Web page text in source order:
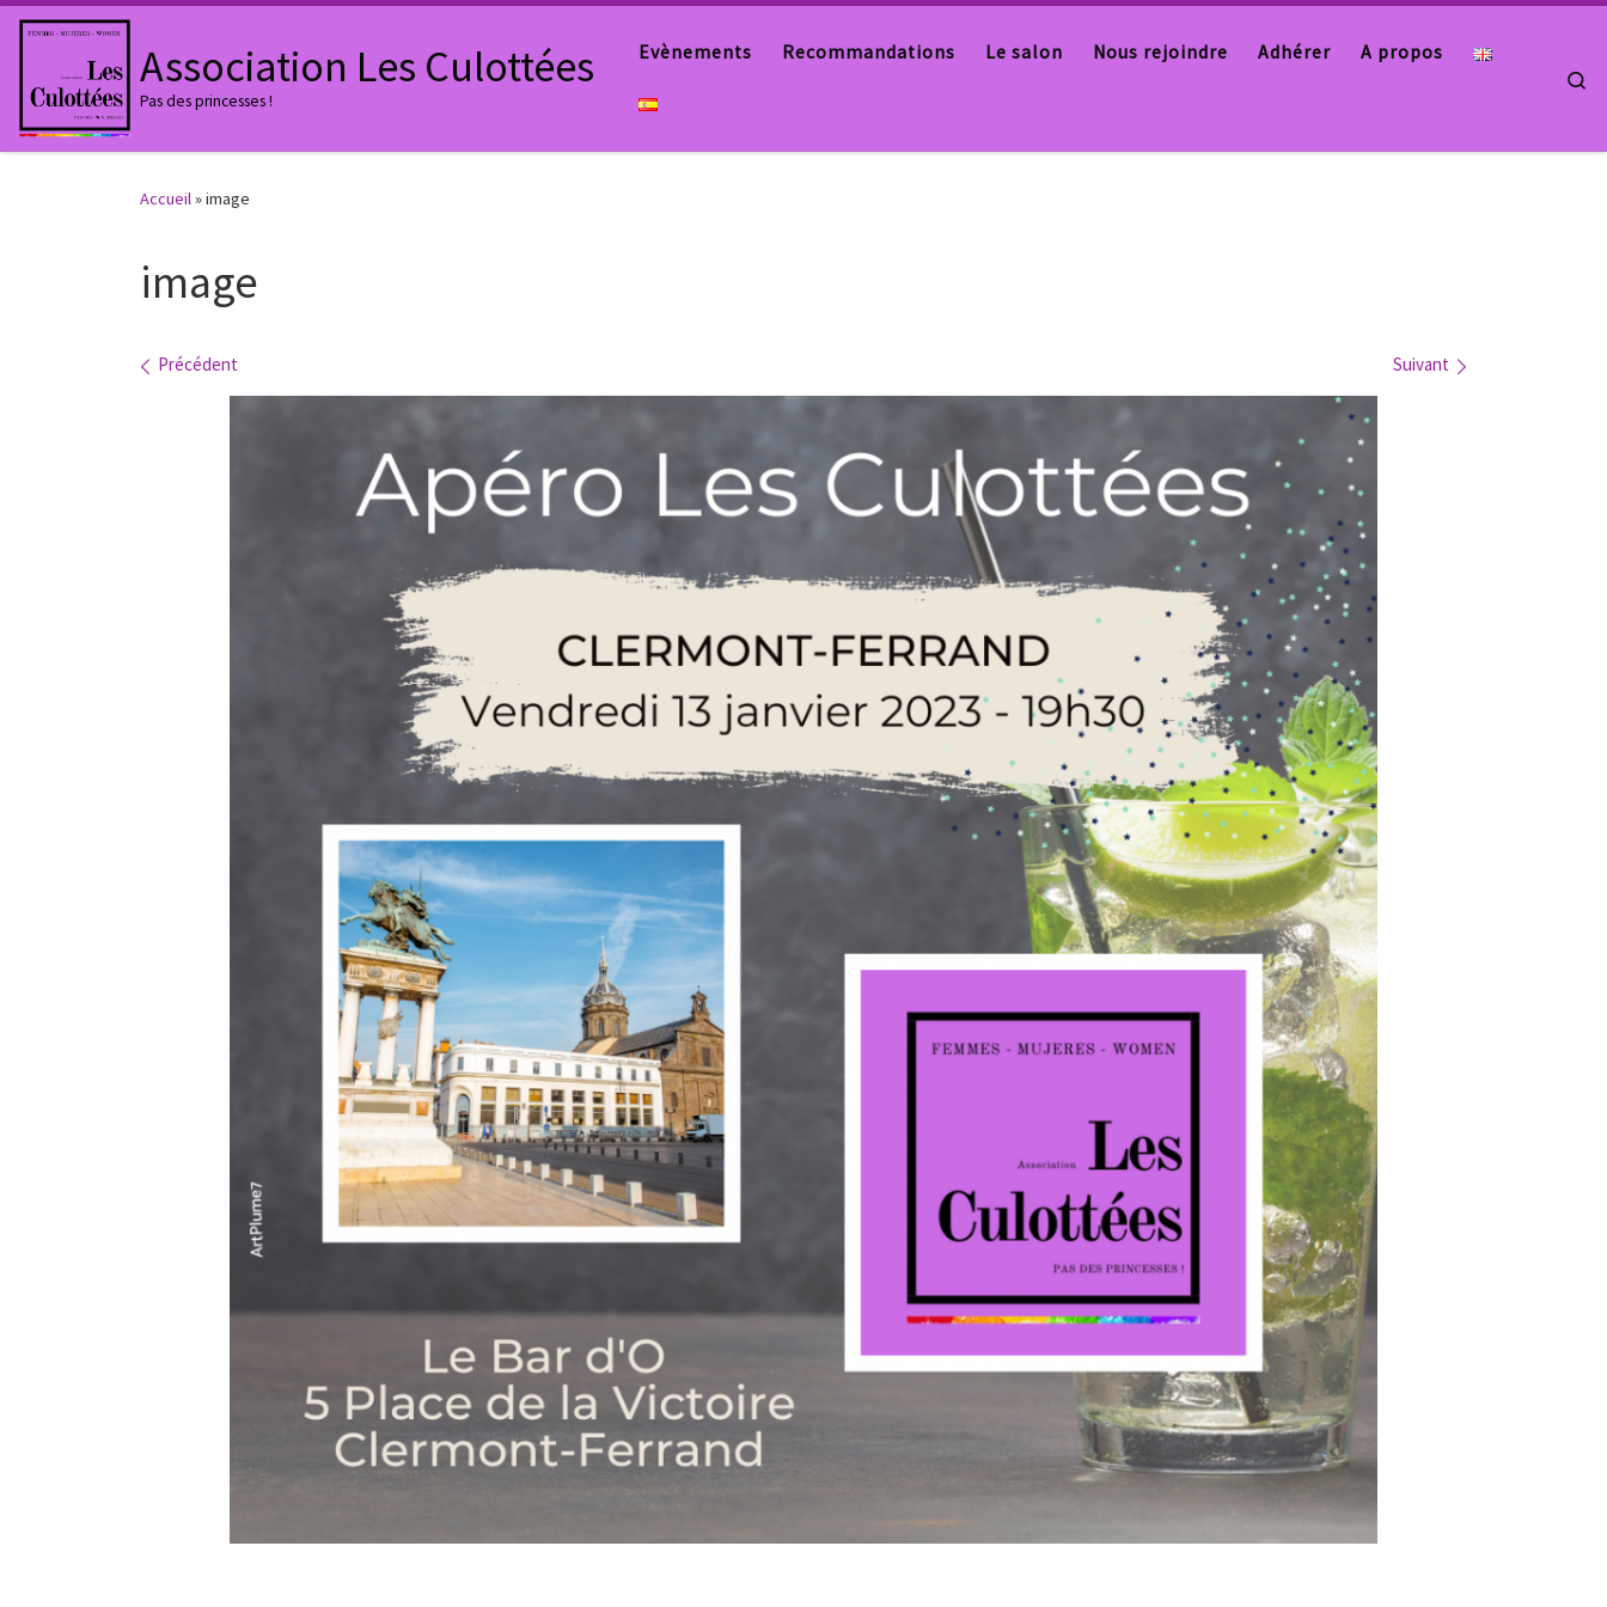
Passer au contenu
Association Les Culottées
Pas des princesses !
Evènements Recommandations Le salon Nous rejoindre Adhérer
A propos
Accueil»image
image
Navigation des images
Précédent Suivant